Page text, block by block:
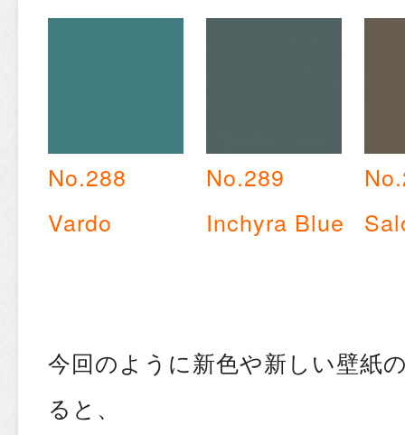
No.288
Vardo
No.289
Inchyra Blue
今回のように新色や新しい壁紙
ると、